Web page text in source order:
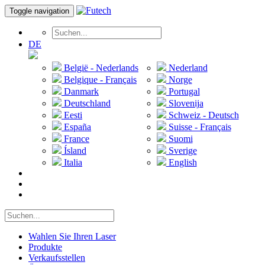
Toggle navigation
DE
België - Nederlands
Belgique - Français
Danmark
Deutschland
Eesti
España
France
Ísland
Italia
Nederland
Norge
Portugal
Slovenija
Schweiz - Deutsch
Suisse - Français
Suomi
Sverige
English
Wahlen Sie Ihren Laser
Produkte
Verkaufsstellen